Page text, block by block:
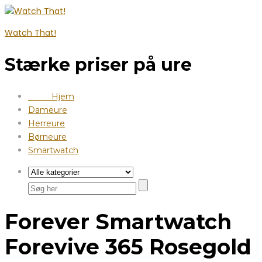
Watch That!
Stærke priser på ure
Hjem
Dameure
Herreure
Børneure
Smartwatch
Forever Smartwatch
Forevive 365 Rosegold